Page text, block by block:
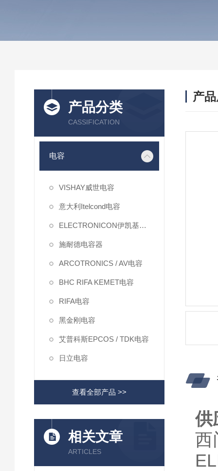
产品分类
CASSIFICATION
电容
VISHAY威世电容
意大利Itelcond电容
ELECTRONICON伊凯基电容
施耐德电容器
ARCOTRONICS / AV电容
BHC RIFA KEMET电容
RIFA电容
黑金刚电容
艾普科斯EPCOS / TDK电容
日立电容
查看全部产品 >>
相关文章
ARTICLES
产
供
西